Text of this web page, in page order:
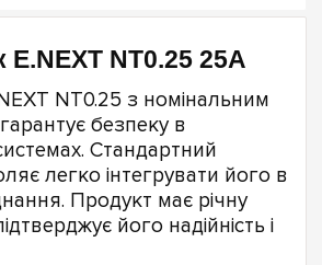
E.NEXT NT0.25 25A
NT0.25 з номінальним
безпеку в
Стандартний
легко інтегрувати його в
Продукт має річну
його надійність і